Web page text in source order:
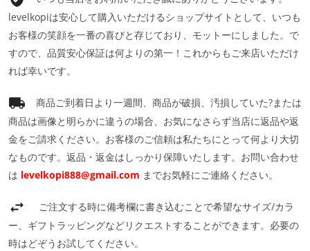
levelkopiは安心して購入いただけるショップサイトとして、いつも
お客様の笑顔を一番の喜びと存じており、モットーにしました。で
すので、品質安心保証は何よりの第一！これからもご来店いただけ
れば幸いです。
商品ご到着日より一週間、商品が破損、汚損していた?または
商品は画像と明らかに違うの場合、お気になさらず当店に返品や返
金をご請求ください。お客様のご信頼は私たちにとって何より大切
なものです。返品・返金はしっかり保障いたします。お問い合わせ
は levelkopi888@gmail.com までお気軽にご連絡ください。
ご注文する時に備考欄に書き込むことで希望なサイズ/カラ
ー、ギフトラッピングなどリクエストすることができます。必要の
時はどぞうお試してください。